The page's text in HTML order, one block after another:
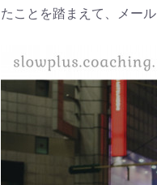
たことを踏まえて、メー